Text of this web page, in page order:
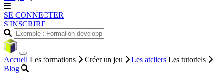
SE CONNECTER
S'INSCRIRE
Accueil Les formations Créer un jeu Les ateliers Les tutoriels
Blog